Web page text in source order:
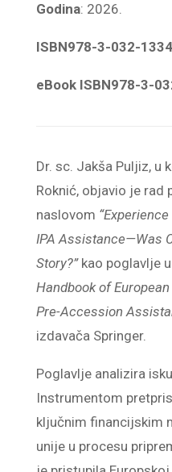
Godina: 2026.
ISBN978-3-032-
eBook ISBN978-3-
Dr. sc. Jakša Puljiz, u
Roknić, objavio je rad
naslovom
IPA Assistance—Was
Story?”kao poglavlje
Handbook of
Pre-Accession
izdavača Springer.
Poglavlje analizira
Instrumentom
ključnim financijskim
unije u procesu